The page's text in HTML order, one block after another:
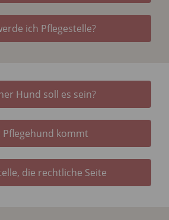
ich Pflegestelle?
Hund soll es sein?
Pflegehund kommt
die rechtliche Seite